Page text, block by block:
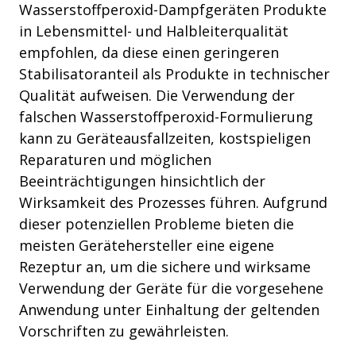
Wasserstoffperoxid-Dampfgeräten Produkte
in Lebensmittel- und Halbleiterqualität
empfohlen, da diese einen geringeren
Stabilisatoranteil als Produkte in technischer
Qualität aufweisen. Die Verwendung der
falschen Wasserstoffperoxid-Formulierung
kann zu Geräteausfallzeiten, kostspieligen
Reparaturen und möglichen
Beeinträchtigungen hinsichtlich der
Wirksamkeit des Prozesses führen. Aufgrund
dieser potenziellen Probleme bieten die
meisten Gerätehersteller eine eigene
Rezeptur an, um die sichere und wirksame
Verwendung der Geräte für die vorgesehene
Anwendung unter Einhaltung der geltenden
Vorschriften zu gewährleisten.